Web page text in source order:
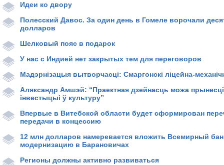
Идеи ко двору
Полесский Давос. За один день в Гомеле ворочали
долларов
Шелковый пояс в подарок
У нас с Индией нет закрытых тем для переговоров
Мадэрнізацыя вытворчасці: Смаргонскі ліцейна-
Аляксандр Амшэй: “Праектная дзейнасць можа прынесці
інвестыцыі ў культуру”
Впервые в Витебской области будет сформирован
передачи в концессию
12 млн долларов намеревается вложить Всемирный
модернизацию в Барановичах
Регионы должны активно развиваться